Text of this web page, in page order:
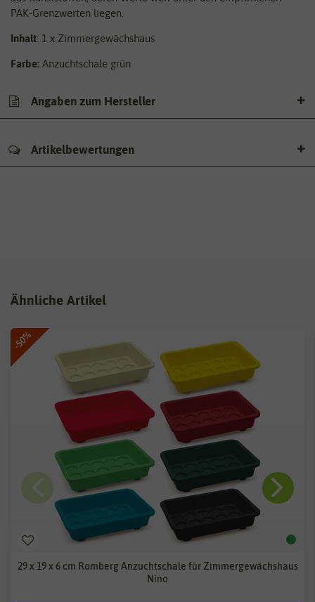
PAK-Grenzwerten liegen.
Inhalt: 1 x Zimmergewächshaus
Farbe: Anzuchtschale grün
Angaben zum Hersteller
Artikelbewertungen
Ähnliche Artikel
-50%
29 x 19 x 6 cm Romberg Anzuchtschale für Zimmergewächshaus
Nino